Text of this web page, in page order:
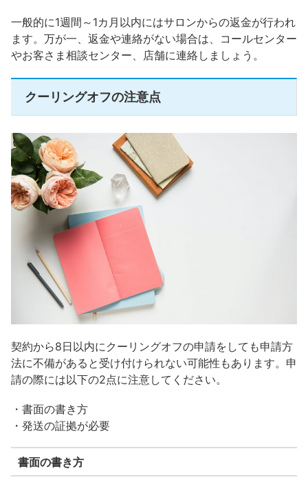
一般的に1週間～1カ月以内にはサロンからの返金が行われ
ます。万が一、返金や連絡がない場合は、コールセンター
やお客さま相談センター、店舗に連絡しましょう。
クーリングオフの注意点
契約から8日以内にクーリングオフの申請をしても申請方
法に不備があると受け付けられない可能性もあります。申
請の際には以下の2点に注意してください。
・書面の書き方
・発送の証拠が必要
書面の書き方